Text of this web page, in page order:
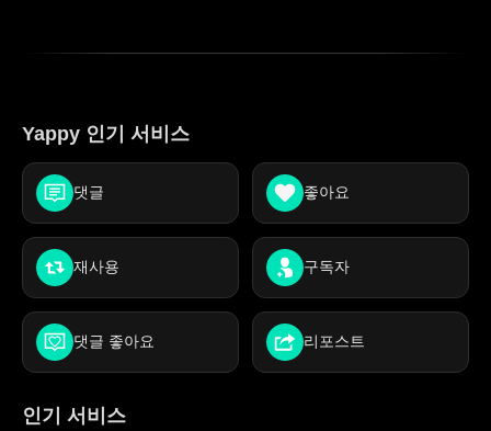
Yappy 인기 서비스
댓글 좋아요
재사용 구독자
댓글 좋아요 리포스트
인기 서비스